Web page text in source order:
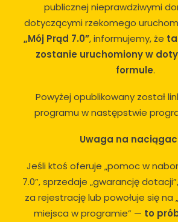
publicznej nieprawdziwymi
dotyczącymi rzekomego
„Mój Prąd 7.0”, informujemy, że
zostanie uruchomiony w
formule.
Powyżej opublikowany został
programu w następstwie
Uwaga na
Jeśli ktoś oferuje „pomoc w
7.0”, sprzedaje „gwarancję
za rejestrację lub powołuje się na
miejsca w programie” — to